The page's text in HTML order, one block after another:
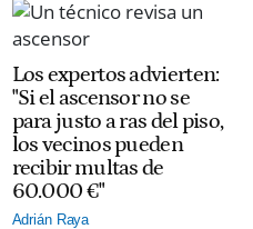
Los expertos advierten:
"Si el ascensor no se
para justo a ras del piso,
los vecinos pueden
recibir multas de
60.000 €"
Adrián Raya